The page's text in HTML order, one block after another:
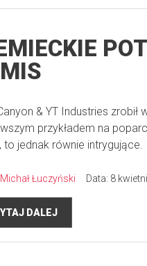
& YT Industries
przykładem na
to jednak równie intrygujące.
Michał Łuczyński Data: 8
DALEJ